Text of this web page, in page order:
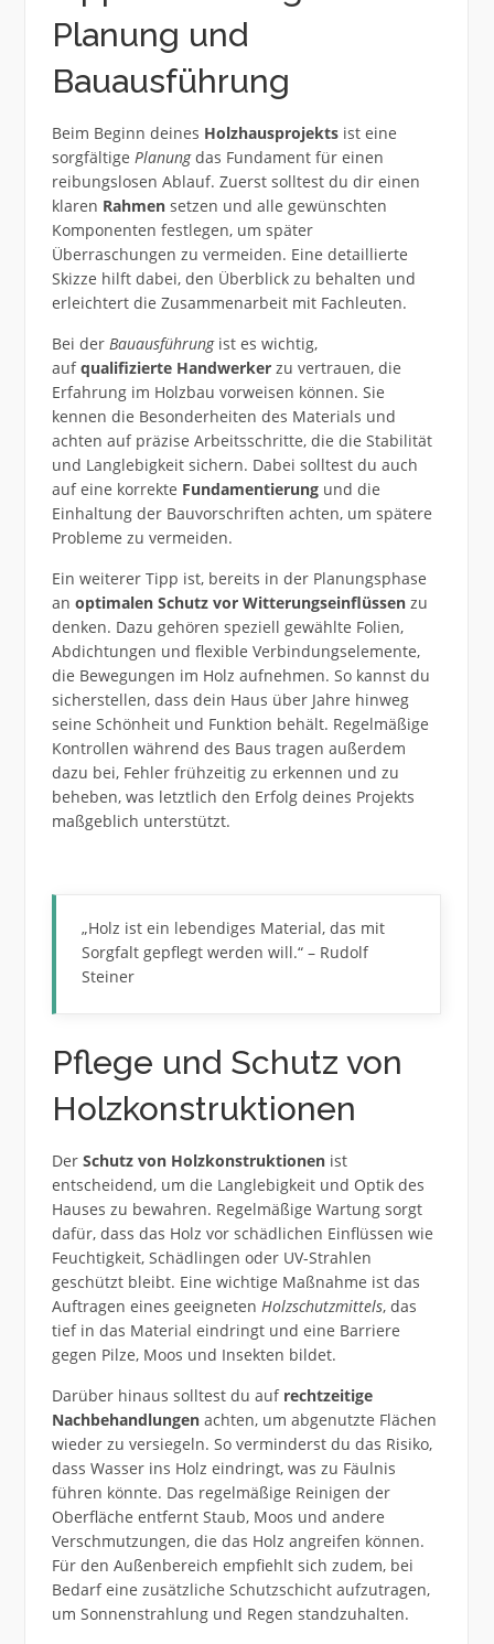
Planung und
Bauausführung
Beim Beginn deines Holzhausprojektsist eine
sorgfältige Planungdas Fundament für einen
reibungslosen Ablauf. Zuerst solltest du dir einen
klaren Rahmensetzen und alle gewünschten
Komponenten festlegen, um später
Überraschungen zu vermeiden. Eine detaillierte
Skizze hilft dabei, den Überblick zu behalten und
erleichtert die Zusammenarbeit mit Fachleuten.
Bei der Bauausführungist es wichtig,
aufqualifizierte Handwerkerzu vertrauen, die
Erfahrung im Holzbau vorweisen können. Sie
kennen die Besonderheiten des Materials und
achten auf präzise Arbeitsschritte, die die Stabilität
und Langlebigkeit sichern. Dabei solltest du auch
auf eine korrekte Fundamentierungund die
Einhaltung der Bauvorschriften achten, um spätere
Probleme zu vermeiden.
Ein weiterer Tipp ist, bereits in der Planungsphase
an optimalen Schutz vor Witterungseinflüssenzu
denken. Dazu gehören speziell gewählte Folien,
Abdichtungen und flexible Verbindungselemente,
die Bewegungen im Holz aufnehmen. So kannst du
sicherstellen, dass dein Haus über Jahre hinweg
seine Schönheit und Funktion behält. Regelmäßige
Kontrollen während des Baus tragen außerdem
dazu bei, Fehler frühzeitig zu erkennen und zu
beheben, was letztlich den Erfolg deines Projekts
maßgeblich unterstützt.
„Holz ist ein lebendiges Material, das mit
Sorgfalt gepflegt werden will.“ – Rudolf
Steiner
Pflege und Schutz von
Holzkonstruktionen
Der Schutz von Holzkonstruktionenist
entscheidend, um die Langlebigkeit und Optik des
Hauses zu bewahren. Regelmäßige Wartung sorgt
dafür, dass das Holz vor schädlichen Einflüssen wie
Feuchtigkeit, Schädlingen oder UV-Strahlen
geschützt bleibt. Eine wichtige Maßnahme ist das
Auftragen eines geeigneten Holzschutzmittels, das
tief in das Material eindringt und eine Barriere
gegen Pilze, Moos und Insekten bildet.
Darüber hinaus solltest du auf rechtzeitige
Nachbehandlungenachten, um abgenutzte Flächen
wieder zu versiegeln. So verminderst du das Risiko,
dass Wasser ins Holz eindringt, was zu Fäulnis
führen könnte. Das regelmäßige Reinigen der
Oberfläche entfernt Staub, Moos und andere
Verschmutzungen, die das Holz angreifen können.
Für den Außenbereich empfiehlt sich zudem, bei
Bedarf eine zusätzliche Schutzschicht aufzutragen,
um Sonnenstrahlung und Regen standzuhalten.